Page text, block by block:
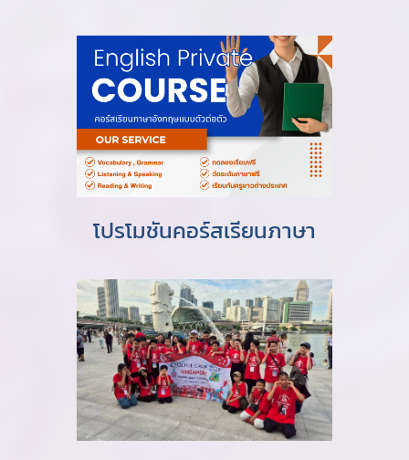
โปรโมชันคอร์สเรียนภาษา